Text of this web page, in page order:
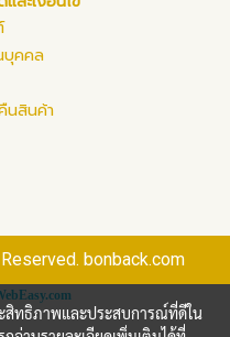
บุคคล
นสินค้า
bonback.com
สิทธิภาพและประสบการณ์ที่ดีใน